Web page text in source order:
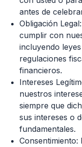
antes de
Obligación
cumplir con
incluyendo
regulaciones
financieros.
Intereses
nuestros
siempre que
sus intereses o
fundamentales.
Consentimiento: